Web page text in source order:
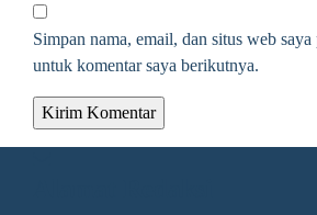
Simpan nama, email, dan situs web
untuk komentar saya berikutnya.